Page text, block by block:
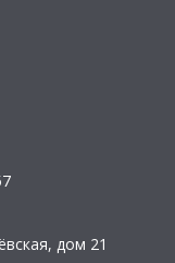
дом 21